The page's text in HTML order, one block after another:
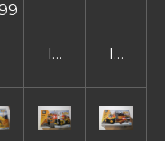
winkelwagen
In In